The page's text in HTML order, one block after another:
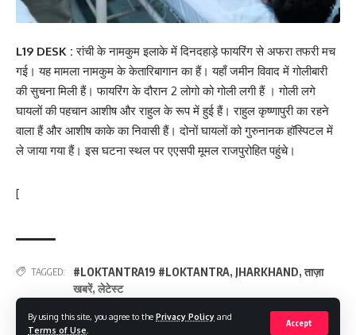
By using this site, you agree to the Privacy Policy and
Terms of Use
Accept
L19 DESK : रांची के नामकुम इलाके में दिनदहाड़े फायरिंग से अफरा तफरी मच
गई। यह मामला नामकुम के केतारिबागान का हैं। यहाँ जमीन विवाद में गोलीबारी
की सुचना मिली हैं। फायरिंग के दौरान 2 लोगो को गोली लगी हैं । गोली लगे
घायलों की पहचान आशीष और राहुल के रूप में हुई हैं। राहुल कृष्णापुरी का रहने
वाला हैं और आशीष काके का निवासी हैं। दोनों घायलों को गुरुनानक हॉस्पिटल में
ले जाया गया हैं। इस घटना स्थल पर एएसपी मूमल राजपुरोहित पहुंचे।
[
TAGGED: #LOKTANTRA19 #LOKTANTRA, JHARKHAND,ताज़ा
खबरें,लेटेस्ट